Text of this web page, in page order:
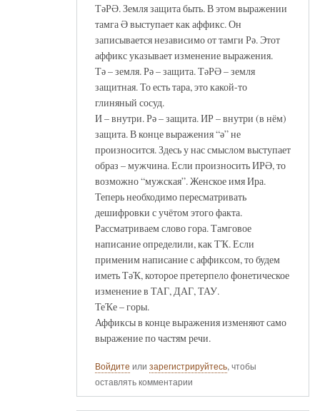
ТәРӘ. Земля защита быть. В этом выражении
тамга Ә выступает как аффикс. Он
записывается независимо от тамги Рә. Этот
аффикс указывает изменение выражения.
Тә – земля. Рә – защита. ТәРӘ – земля
защитная. То есть тара, это какой-то
глиняный сосуд.
И – внутри. Рә – защита. ИР – внутри (в нём)
защита. В конце выражения “ә” не
произносится. Здесь у нас смыслом выступает
образ – мужчина. Если произносить ИРӘ, то
возможно “мужская”. Женское имя Ира.
Теперь необходимо пересматривать
дешифровки с учётом этого факта.
Рассматриваем слово гора. Тамговое
написание определили, как ТҠ. Если
применим написание с аффиксом, то будем
иметь ТәҠ, которое претерпело фонетическое
изменение в ТАГ, ДАГ, ТАУ.
ТеҠе – горы.
Аффиксы в конце выражения изменяют само
выражение по частям речи.
Войдите или зарегистрируйтесь, чтобы
оставлять комментарии